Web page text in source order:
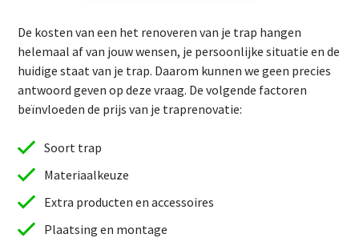
De kosten van een het renoveren van je trap hangen
helemaal af van jouw wensen, je persoonlijke situatie en de
huidige staat van je trap. Daarom kunnen we geen precies
antwoord geven op deze vraag. De volgende factoren
beïnvloeden de prijs van je traprenovatie:
Soort trap
Materiaalkeuze
Extra producten en accessoires
Plaatsing en montage